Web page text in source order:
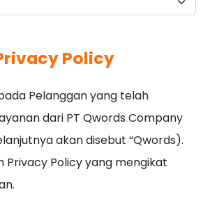
Policy
Pelanggan yang telah
dari PT Qwords Company
akan disebut “Qwords).
Privacy Policy yang mengikat